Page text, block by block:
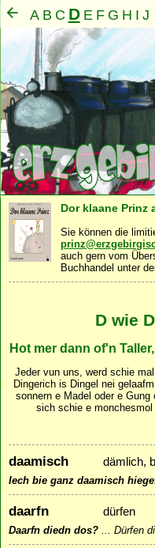
A B C D E F G H I J
K L M N
Mensch· Seele ·
Nahrung·
Dor klaane Prinz
Sie können die
auch gern vom
Buchhandel unter
D wie
Hot mer dann of'n
Jeder vun uns, werd schie
Dingerich is Dingel nei
sonnern e Madel oder e
sich schie e
daamisch dämlich,
Iech bie ganz daamisch
daarfn dürfen
Daarfn diedn dos? Dürfen